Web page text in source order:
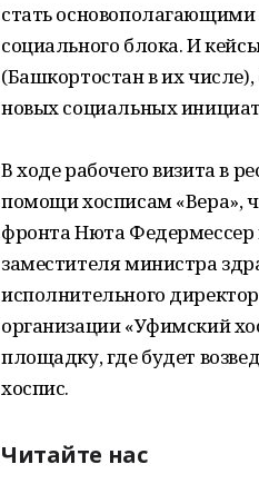
стать
социального блока. И
(Башкортостан в их
новых социальных
В ходе рабочего визита в
помощи хосписам «Вера»,
фронта Нюта Федермессер
заместителя министра
исполнительного
организации «Уфимский
площадку, где будет
хоспис.
Читайте нас